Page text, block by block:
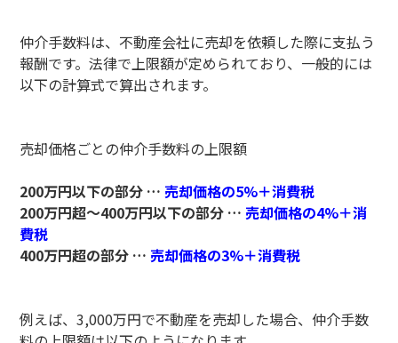
仲介手数料は、不動産会社に売却を依頼した際に支払う
報酬です。法律で上限額が定められており、一般的には
以下の計算式で算出されます。
売却価格ごとの仲介手数料の上限額
200万円以下の部分 … 売却価格の5%＋消費税
200万円超～400万円以下の部分 …売却価格の4%＋消
費税
400万円超の部分 … 売却価格の3%＋消費税
例えば、3,000万円で不動産を売却した場合、仲介手数